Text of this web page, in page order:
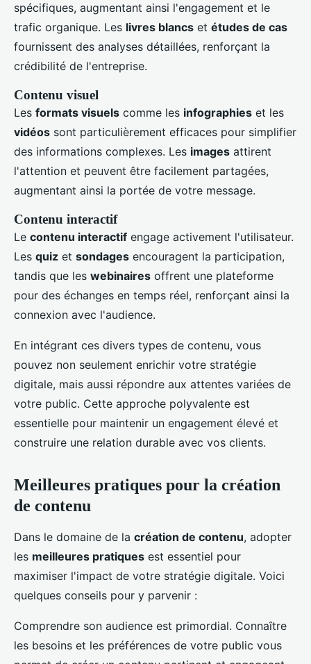
spécifiques, augmentant ainsi l'engagement et le
trafic organique. Les livres blancs et études de cas
fournissent des analyses détaillées, renforçant la
crédibilité de l'entreprise.
Contenu visuel
Les formats visuels comme les infographies et les
vidéos sont particulièrement efficaces pour simplifier
des informations complexes. Les images attirent
l'attention et peuvent être facilement partagées,
augmentant ainsi la portée de votre message.
Contenu interactif
Le contenu interactif engage activement l'utilisateur.
Les quiz et sondages encouragent la participation,
tandis que les webinaires offrent une plateforme
pour des échanges en temps réel, renforçant ainsi la
connexion avec l'audience.
En intégrant ces divers types de contenu, vous
pouvez non seulement enrichir votre stratégie
digitale, mais aussi répondre aux attentes variées de
votre public. Cette approche polyvalente est
essentielle pour maintenir un engagement élevé et
construire une relation durable avec vos clients.
Meilleures pratiques pour la création
de contenu
Dans le domaine de la création de contenu, adopter
les meilleures pratiques est essentiel pour
maximiser l'impact de votre stratégie digitale. Voici
quelques conseils pour y parvenir :
Comprendre son audience est primordial. Connaître
les besoins et les préférences de votre public vous